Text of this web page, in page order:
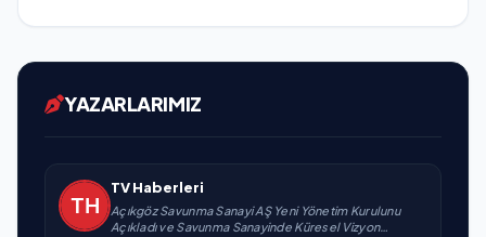
YAZARLARIMIZ
TV Haberleri
Açıkgöz Savunma Sanayi AŞ Yeni Yönetim Kurulunu
Açıkladı ve Savunma Sanayinde Küresel Vizyon